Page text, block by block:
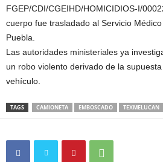
FGEP/CDI/CGEIHD/HOMICIDIOS-I/
cuerpo fue trasladado al Servicio
Puebla.
Las autoridades ministeriales ya
un robo violento derivado de la
vehículo.
TAGS CAMIONETA EMBOSCADO TEXMELUCAN